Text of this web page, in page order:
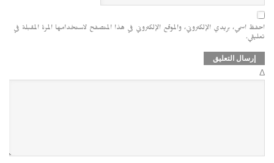
احفظ اسمي، بريدي الإلكتروني، والموقع الإلكتروني في هذا المتصفح لاستخدامها المرة المقبلة في
تعليقي.
Δ